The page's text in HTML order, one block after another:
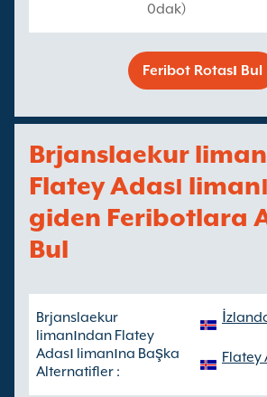
0dak)
Feribot Rotası Bul
Brjanslaekur
Flatey Adası
giden Feribotlara
Bul
Brjanslaekur
limanından Flatey
Adası limanına Başka
Alternatifler :
Flatey